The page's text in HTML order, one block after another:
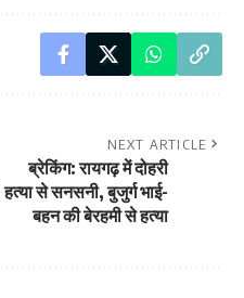
NEXT ARTICLE
ब्रेकिंग: रायगढ़ में दोहरी
हत्या से सनसनी, बुजुर्ग भाई-
बहन की बेरहमी से हत्या